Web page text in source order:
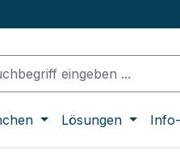
Lösungen